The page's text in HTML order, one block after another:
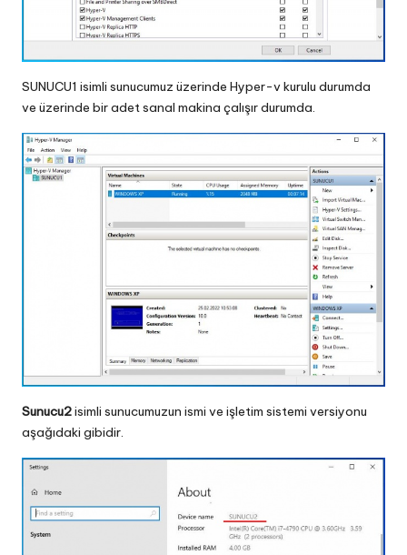
SUNUCU1 isimli sunucumuz üzerinde Hyper-v kurulu durumda
ve üzerinde bir adet sanal makina çalışır durumda.
Sunucu2isimli sunucumuzun ismi ve işletim sistemi versiyonu
aşağıdaki gibidir.